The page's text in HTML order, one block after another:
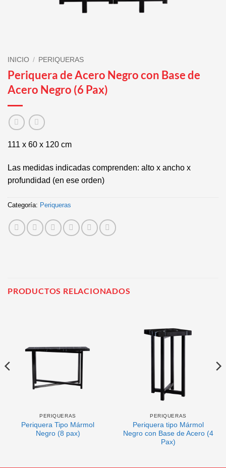
INICIO / PERIQUERAS
Periquera de Acero Negro con Base de
Acero Negro (6 Pax)
111 x 60 x 120 cm
Las medidas indicadas comprenden: alto x ancho x
profundidad (en ese orden)
Categoría: Periqueras
PRODUCTOS RELACIONADOS
PERIQUERAS
Periquera Tipo Mármol
Negro (8 pax)
PERIQUERAS
Periquera tipo Mármol
Negro con Base de Acero (4
Pax)